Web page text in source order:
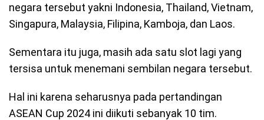
negara tersebut yakni Indonesia, Thailand, Vietnam,
Singapura, Malaysia, Filipina, Kamboja, dan Laos.
Sementara itu juga, masih ada satu slot lagi yang
tersisa untuk menemani sembilan negara tersebut.
Hal ini karena seharusnya pada pertandingan
ASEAN Cup 2024 ini diikuti sebanyak 10 tim.